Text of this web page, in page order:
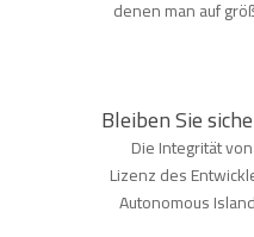
denen man auf
Bleiben Sie
Die Integrität
Lizenz des
Autonomous